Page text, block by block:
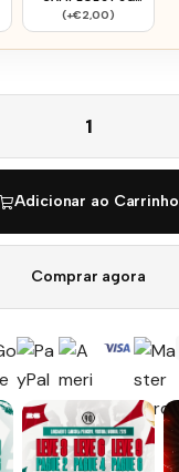
2526
(+€2,00)
Adicionar ao Carrinho
Comprar agora